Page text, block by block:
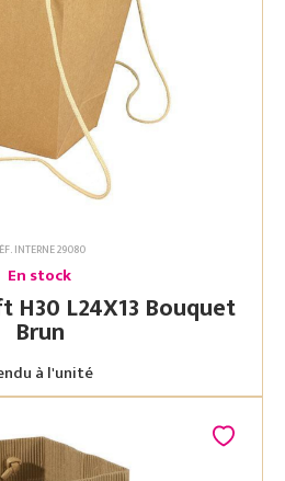
INTERNE 29080
En stock
L24X13 Bouquet
Brun
à l'unité